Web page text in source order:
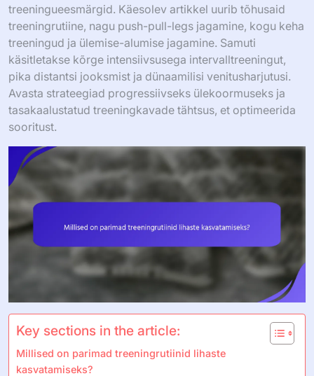
treeningueesmärgid. Käesolev artikkel uurib tõhusaid
treeningrutiine, nagu push-pull-legs jagamine, kogu keha
treeningud ja ülemise-alumise jagamine. Samuti
käsitletakse kõrge intensiivsusega intervalltreeningut,
pika distantsi jooksmist ja dünaamilisi venitusharjutusi.
Avasta strateegiad progressiivseks ülekoormuseks ja
tasakaalustatud treeningkavade tähtsus, et optimeerida
sooritust.
Key sections in the article:
Millised on parimad treeningrutiinid lihaste
kasvatamiseks?